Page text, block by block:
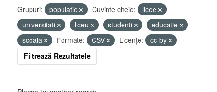
Grupuri: populatie Cuvinte cheie:
licee
universitati
liceu studenti
educatie
scoala
Formate: CSV Licenţe:
cc-by
Filtrează Rezultatele